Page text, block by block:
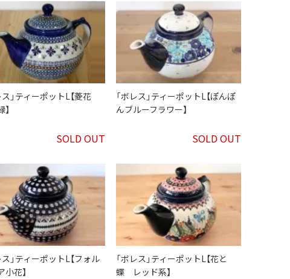
ス」ティーポットL【菱花
SOLD OUT
「ボレス」ティーポットL【ぽんぽ
んブルーフラワー】
SOLD OUT
ス」ティーポットL【フォル
小花】
「ボレス」ティーポットL【花と
蝶 レッド系】